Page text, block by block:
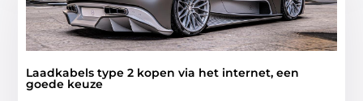
Laadkabels type 2 kopen via het internet, een
goede keuze